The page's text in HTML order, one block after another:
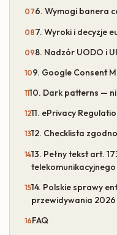
6. Wymogi banera
7. Wyroki i decyzje
8. Nadzór UODO i
9. Google Consent
10. Dark patterns —
11. ePrivacy
12. Checklista
13. Pełny tekst art.
telekomunikacyjnego
14. Polskie sprawy
przewidywania 2026
FAQ